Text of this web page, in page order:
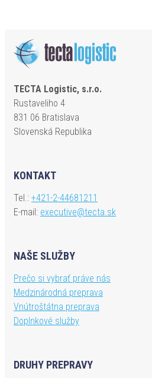
TECTA Logistic, s.r.o.
Rustaveliho 4
831 06 Bratislava
Slovenská Republika
KONTAKT
Tel.: +421-2-44681211
E-mail: executive@tecta.sk
NAŠE SLUŽBY
Prečo si vybrať práve nás
Medzinárodná preprava
Vnútroštátna preprava
Doplnkové služby
DRUHY PREPRAVY